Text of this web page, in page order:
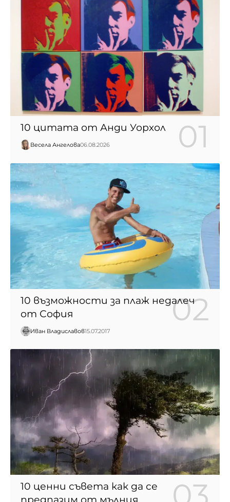
10 цитата от Анди Уорхол
Весела Ангелова06.08.2026
10 възможности за плаж недалеч
от София
Иван Владиславов15.07.2017
10 ценни съвета как да се
предпазим от мълния